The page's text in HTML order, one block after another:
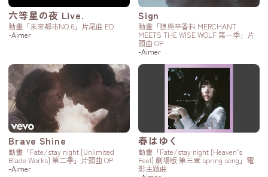
六等星の夜 Live.
動畫「未來都市NO.6」片尾曲 ED
-Aimer
Sign
動畫「狼與辛香料 MERCHANT
MEETS THE WISE WOLF 第一季」片
頭曲 OP
-Aimer
Brave Shine
動畫「Fate/stay night [Unlimited
Blade Works] 第二季」片頭曲 OP
-Aimer
春はゆく
動畫「Fate/stay night [Heaven’s
Feel] 劇場版 第三章 spring song」電
影主題曲